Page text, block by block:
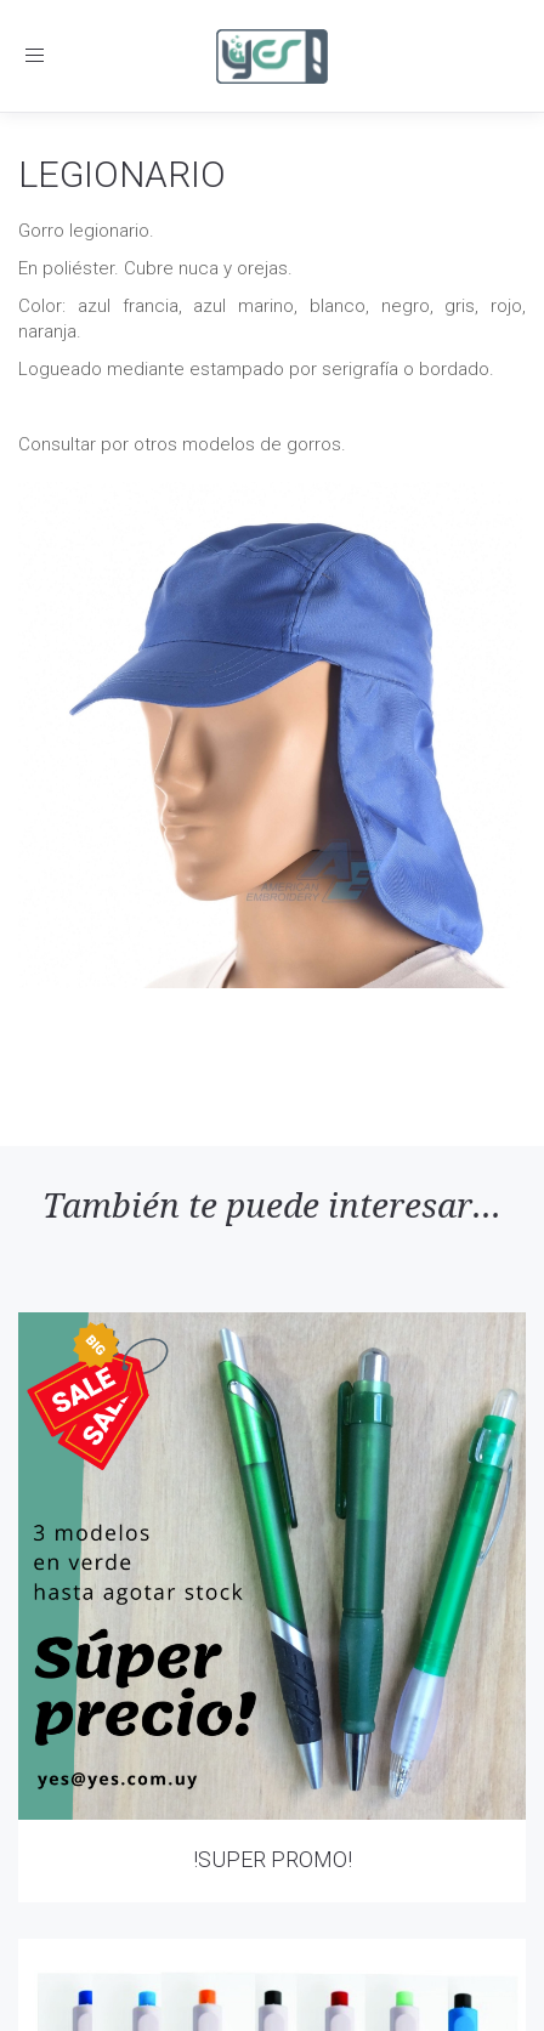
Toggle
LEGIONARIO
Gorro legionario.
En poliéster. Cubre nuca y orejas.
Color: azul francia, azul marino, blanco, negro, gris, rojo,
naranja.
Logueado mediante estampado por serigrafía o bordado.
Consultar por otros modelos de gorros.
También te puede interesar...
!SUPER PROMO!